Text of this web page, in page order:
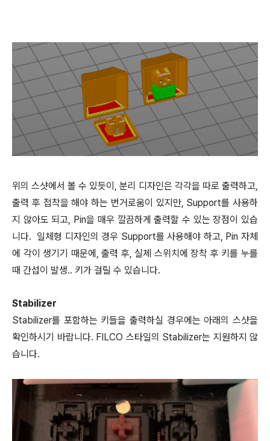
위의 스샷에서 볼 수 있듯이, 분리 디자인은 각각을 따로 출력하고,
출력 후 접착을 해야 하는 번거로움이 있지만, Support를 사용하
지 않아도 되고, Pin을 매우 깔끔하게 출력할 수 있는 장점이 있습
니다. 일체형 디자인의 경우 Support를 사용해야 하고, Pin 자체
에 각이 생기기 때문에, 출력 후, 실제 스위치에 장착 후 키를 누를
때 간섭이 발생.. 키가 걸릴 수 있습니다.
Stabilizer
Stabilizer를 포함하는 키들을 출력하실 경우에는 아래의 스샷을
확인하시기 바랍니다. FILCO 스타일의 Stabilizer는 지원하지 않
습니다.